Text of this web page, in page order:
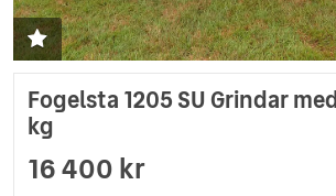
Fogelsta 1205 SU Grindar
kg
16 400 kr